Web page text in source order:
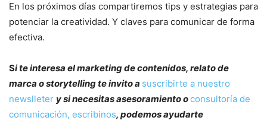
En los próximos días compartiremos tips y estrategias para
potenciar la creatividad. Y claves para comunicar de forma
efectiva.
Si te interesa el marketing de contenidos, relato de
marca o storytelling te invito a suscribirte a nuestro
newslleter y si necesitas asesoramiento oconsultoría de
comunicación, escribinos, podemos ayudarte